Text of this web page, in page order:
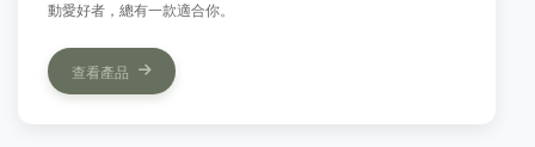
動愛好者，總有一款適合你。
查看產品